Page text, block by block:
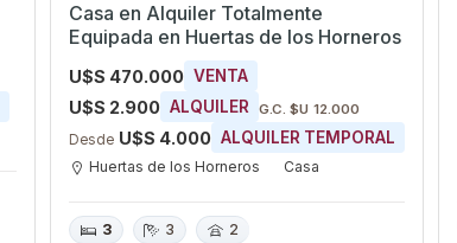
Casa en Alquiler Totalmente
Equipada en Huertas de los Horneros
U$S 470.000 VENTA
U$S 2.900 ALQUILER
G.C. $U 12.000
Desde U$S 4.000 ALQUILER TEMPORAL
Huertas de los Horneros Casa
3 3 2